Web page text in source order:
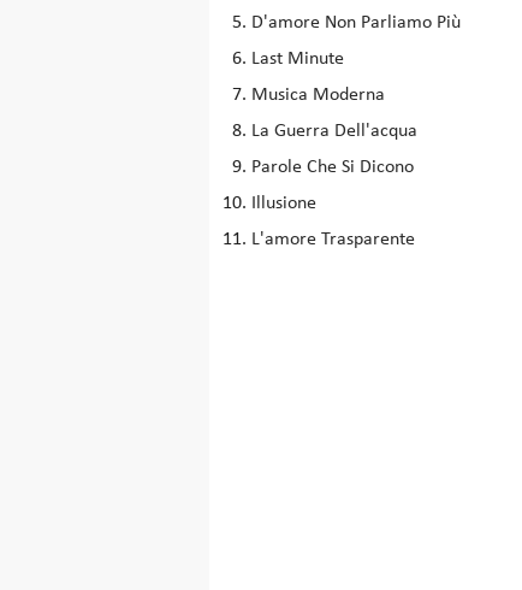
D'amore Non Parliamo Più
Last Minute
Musica Moderna
La Guerra Dell'acqua
Parole Che Si Dicono
Illusione
L'amore Trasparente